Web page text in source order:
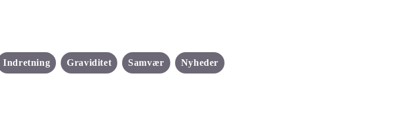
Indretning Graviditet Samvær Nyheder